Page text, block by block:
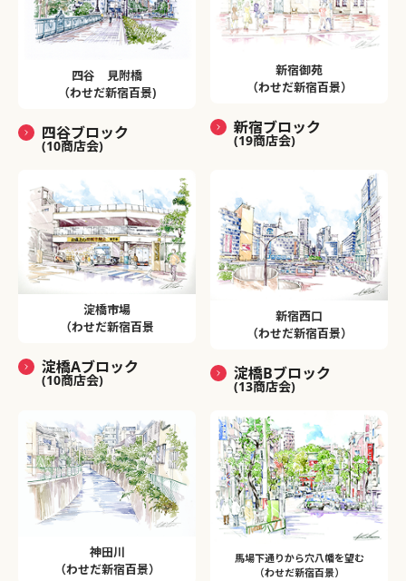
四谷 見附橋
（わせだ新宿百景)
四谷ブロック
(10商店会)
新宿御苑
（わせだ新宿百景）
新宿ブロック
(19商店会)
淀橋市場
（わせだ新宿百景
淀橋Aブロック
(10商店会)
新宿西口
（わせだ新宿百景）
淀橋Bブロック
(13商店会)
神田川
（わせだ新宿百景）
馬場下通りから穴八幡を望む
（わせだ新宿百景）